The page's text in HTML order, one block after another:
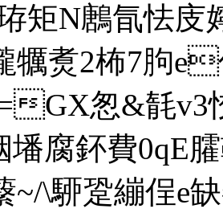
珔矩N鶶氜怯
隴犡煑2柨7
GX怱&毻v3恔
腐鈈費0qE
~/\駵跫繃侱e